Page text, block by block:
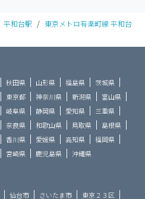
平和台駅 / 東京メトロ有楽町線 平和台
秋田県 山形県 福島県
茨城県
東京都 神奈川県 新潟県
富山県
岐阜県 静岡県 愛知県
三重県
奈良県 和歌山県 鳥取県
島根県
香川県 愛媛県 高知県
福岡県
宮崎県 鹿児島県 沖縄県
仙台市 さいたま市 東京２３区